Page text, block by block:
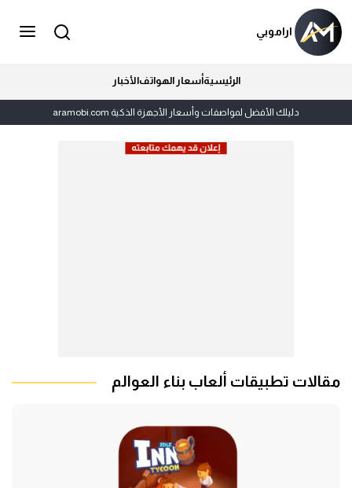
اراموبي
الرئيسيةأسعار الهواتفالأخبار
دليلك الأفضل لمواصفات وأسعار الأجهزة الذكية aramobi.com
مقالات تطبيقات ألعاب بناء العوالم